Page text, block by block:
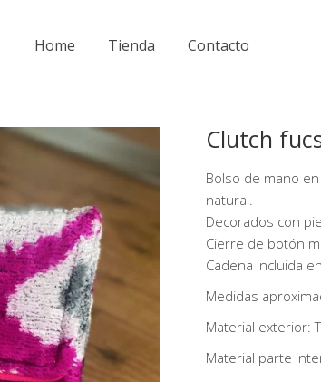
Home Tienda Contacto
Clutch
Bolso de mano
natural.
Decorados con
Cierre de botón
Cadena incluida
Medidas
Material exterior:
Material parte